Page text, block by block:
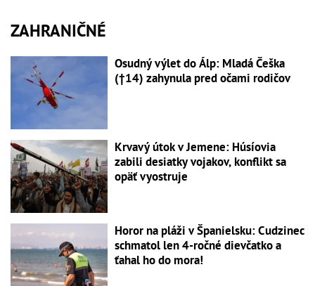
ZAHRANIČNÉ
Osudný výlet do Álp: Mladá Češka
(†14) zahynula pred očami rodičov
Krvavý útok v Jemene: Húsíovia
zabili desiatky vojakov, konflikt sa
opäť vyostruje
Horor na pláži v Španielsku: Cudzinec
schmatol len 4-ročné dievčatko a
ťahal ho do mora!